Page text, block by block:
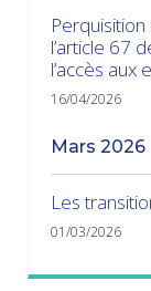
Perquisition
l’article 67
l’accès aux
16/04/2026
mars 2026
Les
01/03/2026
janvier